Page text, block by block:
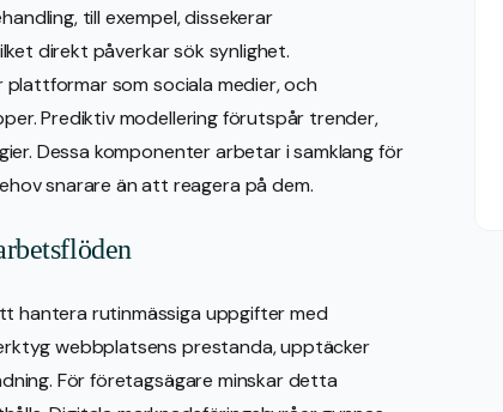
till exempel, dissekerar
direkt påverkar sök synlighet.
som sociala medier, och
Prediktiv modellering förutspår trender,
Dessa komponenter arbetar i samklang för
snarare än att reagera på dem.
hantera rutinmässiga uppgifter med
webbplatsens prestanda, upptäcker
För företagsägare minskar detta